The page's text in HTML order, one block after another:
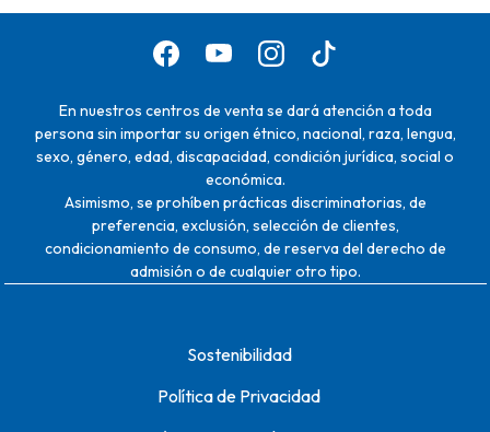
En nuestros centros de venta se dará atención a toda
persona sin importar su origen étnico, nacional, raza, lengua,
sexo, género, edad, discapacidad, condición jurídica, social o
económica.
Asimismo, se prohíben prácticas discriminatorias, de
preferencia, exclusión, selección de clientes,
condicionamiento de consumo, de reserva del derecho de
admisión o de cualquier otro tipo.
Sostenibilidad
Política de Privacidad